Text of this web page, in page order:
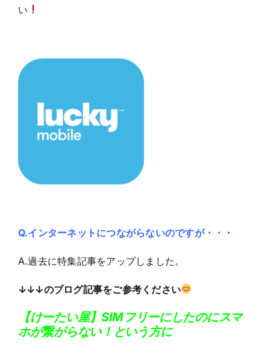
い
Q.インターネットにつながらないのですが・・・
A.過去に特集記事をアップしました。
↓↓↓のブログ記事をご参考ください
【けーたい屋】SIMフリーにしたのにスマ
ホが繋がらない！という方に